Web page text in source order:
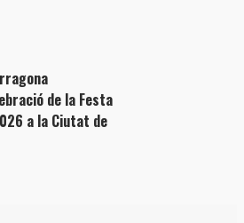
de la Festa
a la Ciutat de